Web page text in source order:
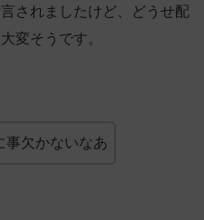
されましたけど、どうせ配
変そうです。
事欠かないなあ